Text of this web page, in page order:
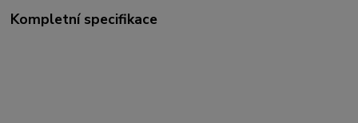
Kompletní specifikace